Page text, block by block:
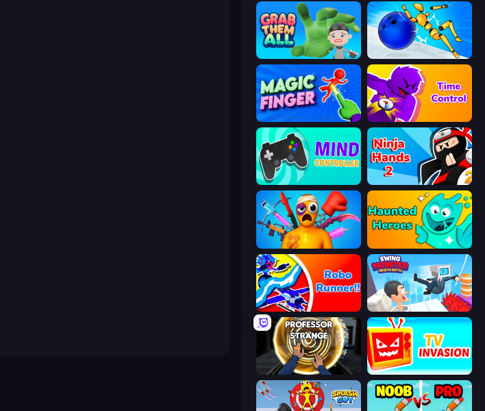
Grab Them All Playground Man! Ragdoll Show!
Magic Finger 3D Time Control!
Mind Controller Ninja Hands 2
Fun Ragdoll Challenge! Haunted Heroes
Robo Runner Swing Monster: Decisive Battle
Professor Strange TV Invasion